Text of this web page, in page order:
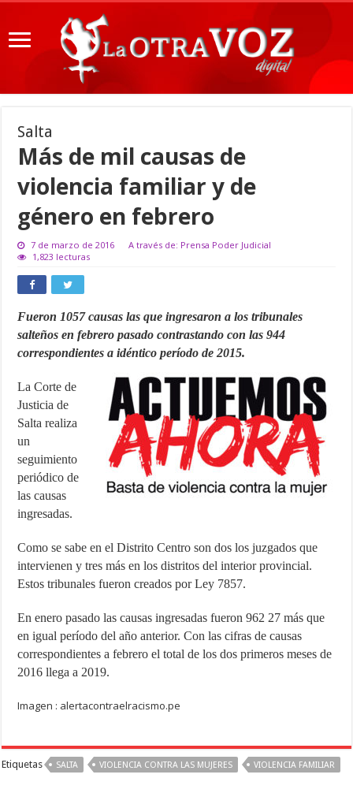
Salta
Más de mil causas de
violencia familiar y de
género en febrero
7 de marzo de 2016
A través de: Prensa Poder Judicial
1,823 lecturas
Fueron 1057 causas las que ingresaron a los tribunales
salteños en febrero pasado contrastando con las 944
correspondientes a idéntico período de 2015.
La Corte de
Justicia de
Salta realiza
un
seguimiento
periódico de
las causas
ingresadas.
Como se sabe en el Distrito Centro son dos los juzgados que
intervienen y tres más en los distritos del interior provincial.
Estos tribunales fueron creados por Ley 7857.
En enero pasado las causas ingresadas fueron 962 27 más que
en igual período del año anterior. Con las cifras de causas
correspondientes a febrero el total de los dos primeros meses de
2016 llega a 2019.
Imagen : alertacontraelracismo.pe
Etiquetas SALTA VIOLENCIA CONTRA LAS MUJERES VIOLENCIA FAMILIAR